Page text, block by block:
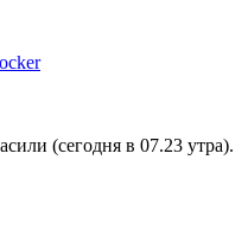
(сегодня в 07.23 утра).